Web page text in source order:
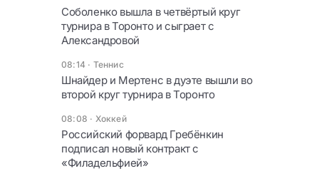
Соболенко вышла в четвёртый круг
турнира в Торонто и сыграет с
Александровой
08:14 · Теннис
Шнайдер и Мертенс в дуэте вышли во
второй круг турнира в Торонто
08:08 · Хоккей
Российский форвард Гребёнкин
подписал новый контракт с
«Филадельфией»